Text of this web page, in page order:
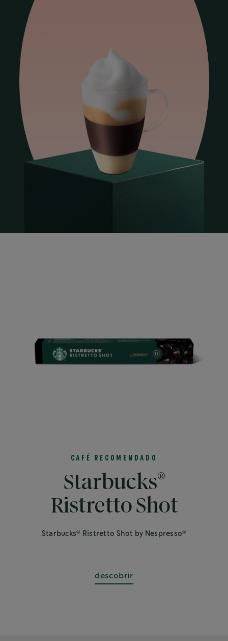
CAFÉ RECOMENDADO
Starbucks®
Ristretto Shot
Starbucks® Ristretto Shot by Nespresso®
descobrir